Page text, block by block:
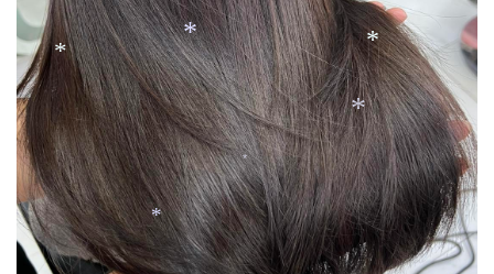
*
*
*
* *
*